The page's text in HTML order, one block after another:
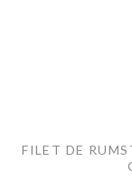
FILET DE